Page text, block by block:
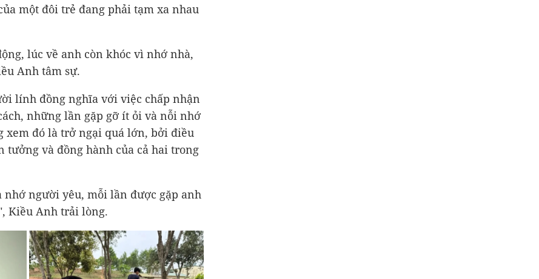
một đôi trẻ đang phải tạm xa nhau
lúc về anh còn khóc vì nhớ nhà,
Anh tâm sự.
lính đồng nghĩa với việc chấp nhận
những lần gặp gỡ ít ỏi và nỗi nhớ
xem đó là trở ngại quá lớn, bởi điều
tưởng và đồng hành của cả hai trong
nhớ người yêu, mỗi lần được gặp anh
Kiều Anh trải lòng.